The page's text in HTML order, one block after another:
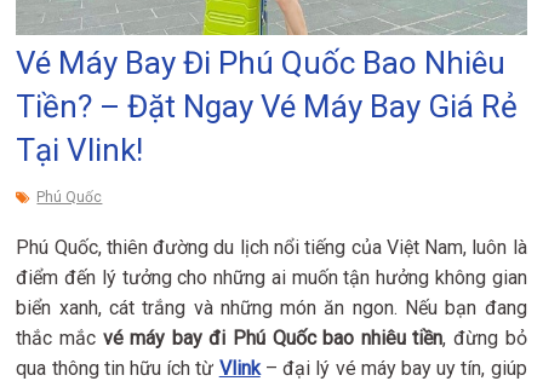
Vé Máy Bay Đi Phú Quốc Bao Nhiêu
Tiền? – Đặt Ngay Vé Máy Bay Giá Rẻ
Tại Vlink!
Phú Quốc
Phú Quốc, thiên đường du lịch nổi tiếng của Việt Nam, luôn là
điểm đến lý tưởng cho những ai muốn tận hưởng không gian
biển xanh, cát trắng và những món ăn ngon. Nếu bạn đang
thắc mắc vé máy bay đi Phú Quốc bao nhiêu tiền, đừng bỏ
qua thông tin hữu ích từ Vlink– đại lý vé máy bay uy tín, giúp